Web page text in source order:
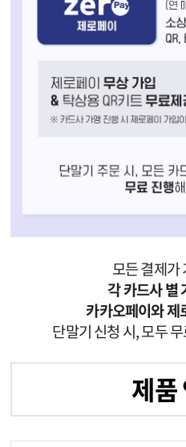
모든 결제가
각 카드사 별
카카오페이와 제
단말기 신청 시, 모두
제품